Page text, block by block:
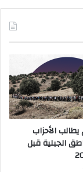
الأحزاب
الجبلية قبل